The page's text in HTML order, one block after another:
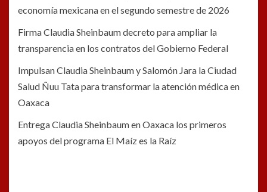
economía mexicana en el segundo semestre de 2026
Firma Claudia Sheinbaum decreto para ampliar la
transparencia en los contratos del Gobierno Federal
Impulsan Claudia Sheinbaum y Salomón Jara la Ciudad
Salud Ñuu Tata para transformar la atención médica en
Oaxaca
Entrega Claudia Sheinbaum en Oaxaca los primeros
apoyos del programa El Maíz es la Raíz